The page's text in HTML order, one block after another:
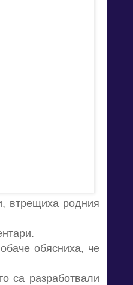
втрещиха родния
обясниха, че
са разработвали